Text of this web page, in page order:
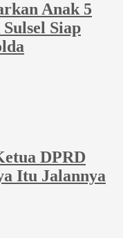
Anak 5
Siap
DPRD
Itu Jalannya